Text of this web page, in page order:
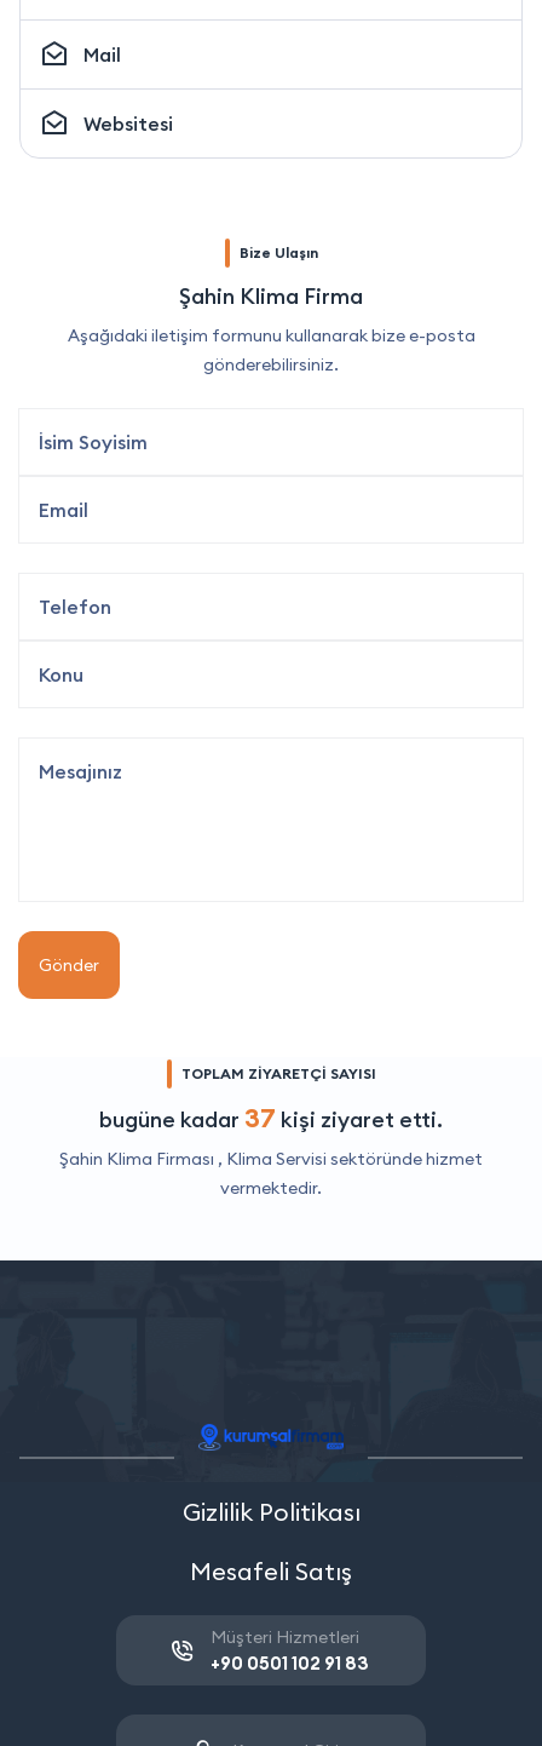
Mail
Websitesi
Bize Ulaşın
Şahin Klima Firma
Aşağıdaki iletişim formunu kullanarak bize e-posta
gönderebilirsiniz.
Gönder
TOPLAM ZİYARETÇİ SAYISI
bugüne kadar 37 kişi ziyaret etti.
Şahin Klima Firması , Klima Servisi sektöründe hizmet
vermektedir.
Gizlilik Politikası
Mesafeli Satış
Müşteri Hizmetleri
+90 0501 102 91 83